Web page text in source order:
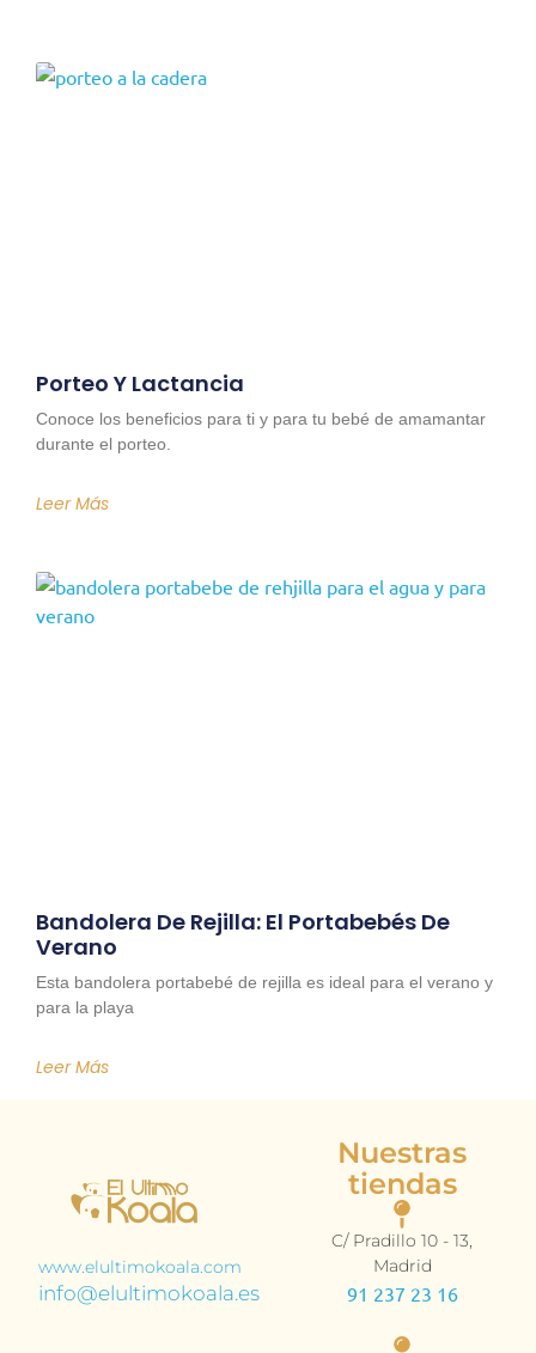
Porteo Y Lactancia
Conoce los beneficios para ti y para tu bebé de amamantar
durante el porteo.
Leer Más
Bandolera De Rejilla: El Portabebés De
Verano
Esta bandolera portabebé de rejilla es ideal para el verano y
para la playa
Leer Más
www.elultimokoala.com
info@elultimokoala.es
Nuestras
tiendas
C/ Pradillo 10 - 13,
Madrid
91 237 23 16